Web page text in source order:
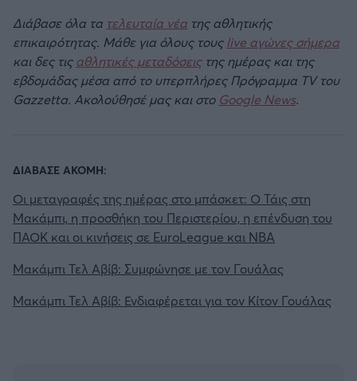
Διάβασε όλα τα τελευταία νέα της αθλητικής
επικαιρότητας. Μάθε για όλους τους live αγώνες σήμερα
και δες τιςαθλητικές μεταδόσειςτης ημέρας και της
εβδομάδας μέσα από το υπερπλήρες Πρόγραμμα TV του
Gazzetta. Ακολούθησέ μας και στο Google News.
ΔΙΑΒΑΣΕ ΑΚΟΜΗ:
Οι μεταγραφές της ημέρας στο μπάσκετ: Ο Τάις στη
Μακάμπι, η προσθήκη του Περιστερίου, η επένδυση του
ΠΑΟΚ και οι κινήσεις σε EuroLeague και NBA
Μακάμπι Τελ Αβίβ: Συμφώνησε με τον Γουάλας
Μακάμπι Τελ Αβίβ: Ενδιαφέρεται για τον Κίτον Γουάλας